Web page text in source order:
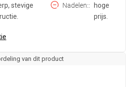
stevige
Nadelen:
hoge
prijs.
van dit product